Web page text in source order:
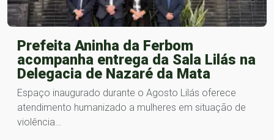
Prefeita Aninha da Ferbom
acompanha entrega da Sala Lilás na
Delegacia de Nazaré da Mata
Espaço inaugurado durante o Agosto Lilás oferece
atendimento humanizado a mulheres em situação de
violência…